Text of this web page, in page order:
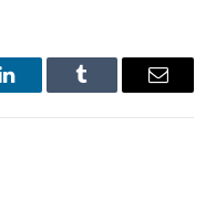
LinkedInTumblr
E-